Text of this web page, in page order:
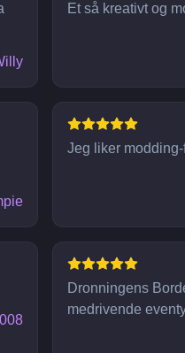
Et så kreativt og
Jeg liker
Dronningens
medrivende